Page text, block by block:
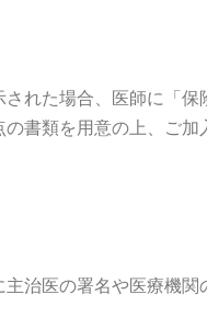
れた場合、医師に「
書類を用意の上、ご
治医の署名や医療機